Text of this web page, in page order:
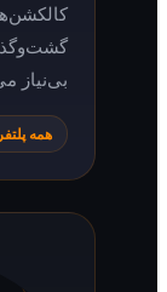
کالکشن‌های جذاب و
گشت‌وگذار برای
بی‌نیاز می‌کند.
همه پلتفرم‌ها